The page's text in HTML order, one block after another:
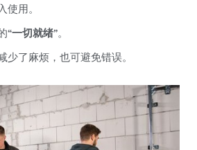
用。
“一切就绪”。
了麻烦，也可避免错误。